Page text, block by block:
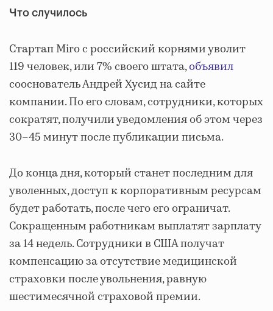
Что случилось
Стартап Miro с российский корнями уволит
119 человек, или 7% своего штата,объявил
сооснователь Андрей Хусид на сайте
компании. По его словам, сотрудники, которых
сократят, получили уведомления об этом через
30–45 минут после публикации письма.
До конца дня, который станет последним для
уволенных, доступ к корпоративным ресурсам
будет работать, после чего его ограничат.
Сокращенным работникам выплатят зарплату
за 14 недель. Сотрудники в США получат
компенсацию за отсутствие медицинской
страховки после увольнения, равную
шестимесячной страховой премии.